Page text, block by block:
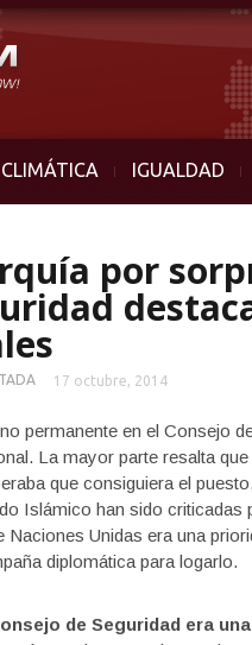
IGUALDAD
por
17 octubre, 2014
permanente en el Consejo
La mayor parte resalta
que consiguiera el
Islámico han sido criticadas
Unidas era una
diplomática para logarlo.
de Seguridad era